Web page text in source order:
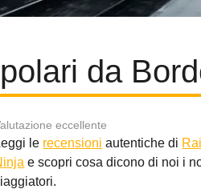
da
eccellente
le recensioni autentiche di Rail
e scopri cosa dicono di noi i